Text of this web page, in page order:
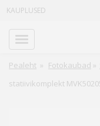
KAUPLUSED
Pealeht » Fotokaubad »
statiivikomplekt
Info
Teenused